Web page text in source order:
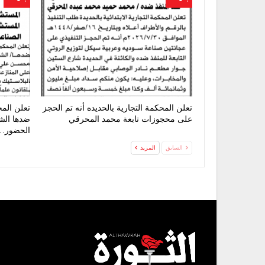
تعلن المحكمة التجارية بالحديده أنه تم الحجز
على محجوزات تابعة محمد المحرقي
تعلن
ضدها
السابق المزيد